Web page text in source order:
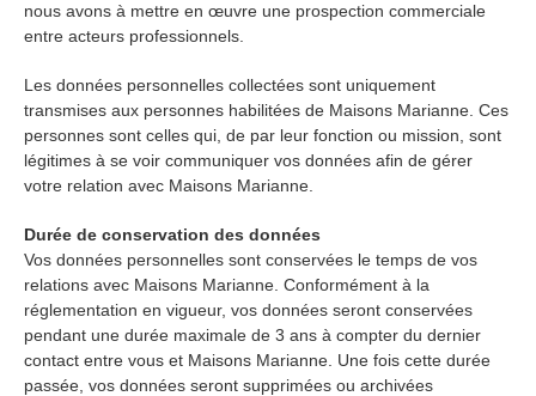
nous avons à mettre en œuvre une prospection commerciale
entre acteurs professionnels.
Les données personnelles collectées sont uniquement
transmises aux personnes habilitées de Maisons Marianne. Ces
personnes sont celles qui, de par leur fonction ou mission, sont
légitimes à se voir communiquer vos données afin de gérer
votre relation avec Maisons Marianne.
Durée de conservation des données
Vos données personnelles sont conservées le temps de vos
relations avec Maisons Marianne. Conformément à la
réglementation en vigueur, vos données seront conservées
pendant une durée maximale de 3 ans à compter du dernier
contact entre vous et Maisons Marianne. Une fois cette durée
passée, vos données seront supprimées ou archivées